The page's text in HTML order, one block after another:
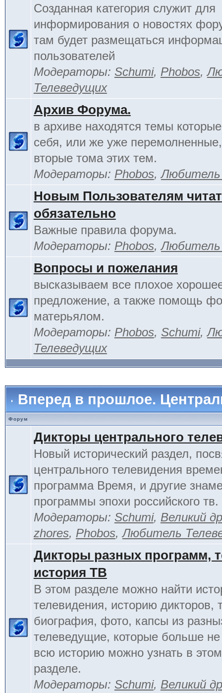
Созданная категория служит для
информирования о новостях
там будет размещаться
пользователей
Модераторы: Schumi, Phobos,
Телеведущих
Архив Форума.
в архиве находятся темы
себя, или же уже
вторые тома этих тем.
Модераторы: Phobos,Любитель
Новым Пользователям
обязательно
Важные правила форума.
Модераторы: Phobos,Любитель
Вопросы и пожелания
высказываем все плохое
предложение, а также помощь
матерьялом.
Модераторы: Phobos, Schumi,
Телеведущих
Вперед в прошлое.
Форум
Дикторы центрального
Новый исторический раздел,
центрального телевидения
программа Время, и другие
программы эпохи российского тв.
Модераторы: Schumi, Великий
zhores, Phobos,Любитель
Дикторы разных программ,
история ТВ
В этом разделе можно найти
телевидения, историю дикторов,
биография, фото, капсы из
телеведущие, которые больше
всю историю можно узнать в
разделе.
Модераторы: Schumi, Великий